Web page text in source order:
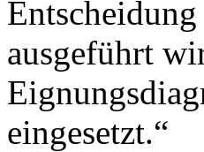
ausgeführt
eingesetzt.“